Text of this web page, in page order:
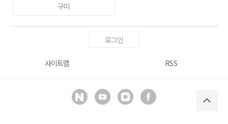
구미
로그인
사이트맵 RSS